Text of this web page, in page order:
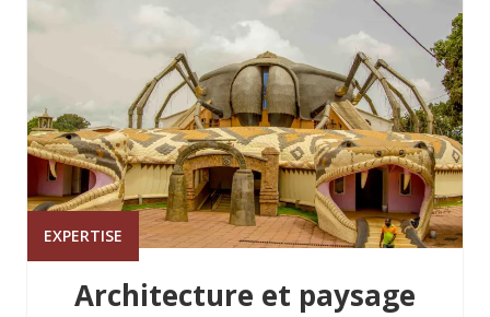
EXPERTISE
Architecture et paysage